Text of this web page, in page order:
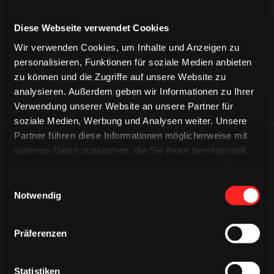
Diese Webseite verwendet Cookies
Wir verwenden Cookies, um Inhalte und Anzeigen zu
personalisieren, Funktionen für soziale Medien anbieten
zu können und die Zugriffe auf unsere Website zu
analysieren. Außerdem geben wir Informationen zu Ihrer
Verwendung unserer Website an unsere Partner für
soziale Medien, Werbung und Analysen weiter. Unsere
Partner führen diese Informationen möglicherweise mit
weiteren Daten zusammen, die Sie ihnen bereitgestellt
Notwendig
Präferenzen
Statistiken
CAPS & CO
ÄHNLICHE NEWS